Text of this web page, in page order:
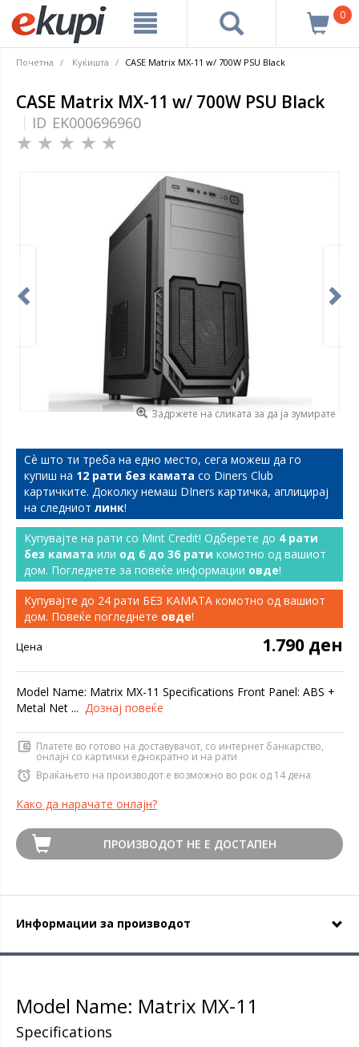
0
Почетна Куќишта CASE Matrix MX-11 w/ 700W PSU Black
CASE Matrix MX-11 w/ 700W PSU Black
ID EK000696960
Задржете на сликата за да ја зумирате
Сѐ што ти треба на едно место, сега можеш да го
купиш на 12 рати без камата со Diners Club
картичките. Доколку немаш DIners картичка, аплицирај
на следниот линк!
Купувајте на рати со Mint Credit! Одберете до 4 рати
без камата или од 6 до 36 рати комотно од вашиот
дом. Погледнете за повеќе информации овде!
Купувајте до 24 рати БЕЗ КАМАТА комотно од вашиот
дом. Повеќе погледнете овде!
Цена 1.790 ден
Model Name: Matrix MX-11 Specifications Front Panel: ABS +
Metal Net ... Дознај повеќе
Платете во готово на доставувачот, со интернет банкарство,
онлајн со картички еднократно и на рати
Враќањето на производот е возможно во рок од 14 дена
Како да нарачате онлајн?
ПРОИЗВОДОТ НЕ Е ДОСТАПЕН
Информации за производот
Model Name: Matrix MX-11
Specifications